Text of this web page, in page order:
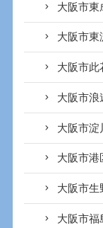
大阪市東
大阪市東
大阪市此
大阪市浪
大阪市淀
大阪市港
大阪市生
大阪市福